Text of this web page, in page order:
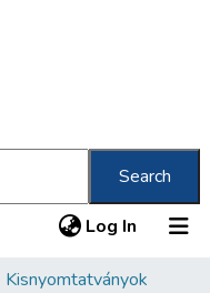
Search
Log In (current)
Kisnyomtatványok